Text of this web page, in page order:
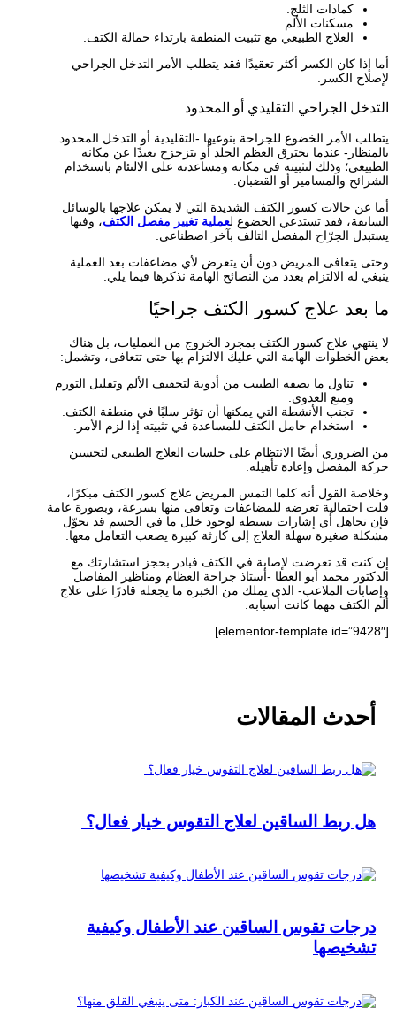
أحدث المقالات
هل ربط الساقين لعلاج التقوس خيار فعال؟
درجات تقوس الساقين عند الأطفال وكيفية
تشخيصها
كمادات الثلج.
مسكنات الألم.
العلاج الطبيعي مع تثبيت المنطقة بارتداء حمالة الكتف.
أما إذا كان الكسر أكثر تعقيدًا فقد يتطلب الأمر التدخل الجراحي
لإصلاح الكسر.
التدخل الجراحي التقليدي أو المحدود
يتطلب الأمر الخضوع للجراحة بنوعيها -التقليدية أو التدخل المحدود
بالمنظار- عندما يخترق العظم الجلد أو يتزحزح بعيدًا عن مكانه
الطبيعي؛ وذلك لتثبيته في مكانه ومساعدته على الالتئام باستخدام
الشرائح والمسامير أو القضبان.
أما عن حالات كسور الكتف الشديدة التي لا يمكن علاجها بالوسائل
السابقة، فقد تستدعي الخضوع لعملية تغيير مفصل الكتف، وفيها
يستبدل الجرّاح المفصل التالف بآخر اصطناعي.
وحتى يتعافى المريض دون أن يتعرض لأي مضاعفات بعد العملية
ينبغي له الالتزام بعدد من النصائح الهامة نذكرها فيما يلي.
ما بعد علاج كسور الكتف جراحيًا
لا ينتهي علاج كسور الكتف بمجرد الخروج من العمليات، بل هناك
بعض الخطوات الهامة التي عليك الالتزام بها حتى تتعافى، وتشمل:
تناول ما يصفه الطبيب من أدوية لتخفيف الألم وتقليل التورم
ومنع العدوى.
تجنب الأنشطة التي يمكنها أن تؤثر سلبًا في منطقة الكتف.
استخدام حامل الكتف للمساعدة في تثبيته إذا لزم الأمر.
من الضروري أيضًا الانتظام على جلسات العلاج الطبيعي لتحسين
حركة المفصل وإعادة تأهيله.
وخلاصة القول أنه كلما التمس المريض علاج كسور الكتف مبكرًا،
قلت احتمالية تعرضه للمضاعفات وتعافى منها بسرعة، وبصورة عامة
فإن تجاهل أي إشارات بسيطة لوجود خلل ما في الجسم قد يحوّل
مشكلة صغيرة سهلة العلاج إلى كارثة كبيرة يصعب التعامل معها.
إن كنت قد تعرضت لإصابة في الكتف فبادر بحجز استشارتك مع
الدكتور محمد أبو العطا -أستاذ جراحة العظام ومناظير المفاصل
وإصابات الملاعب- الذي يملك من الخبرة ما يجعله قادرًا على علاج
ألم الكتف مهما كانت أسبابه.
[elementor-template id=”9428″]